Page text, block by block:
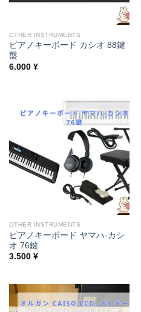
OTHER INSTRUMENTS
ピアノキーボード カシオ 88鍵
盤
6.000 ¥
OTHER INSTRUMENTS
ピアノキーボード ヤマハ-カシ
オ 76鍵
3.500 ¥